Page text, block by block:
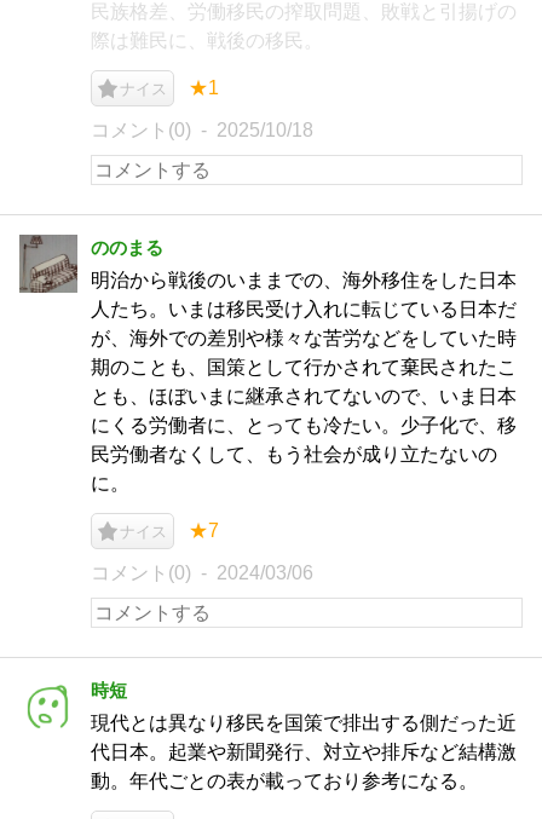
民族格差、労働移民の搾取問題、敗戦と引揚げの
際は難民に、戦後の移民。
ナイス ★1
コメント(0) 2025/10/18
ののまる
明治から戦後のいままでの、海外移住をした日本
人たち。いまは移民受け入れに転じている日本だ
が、海外での差別や様々な苦労などをしていた時
期のことも、国策として行かされて棄民されたこ
とも、ほぼいまに継承されてないので、いま日本
にくる労働者に、とっても冷たい。少子化で、移
民労働者なくして、もう社会が成り立たないの
に。
ナイス ★7
コメント(0) 2024/03/06
時短
現代とは異なり移民を国策で排出する側だった近
代日本。起業や新聞発行、対立や排斥など結構激
動。年代ごとの表が載っており参考になる。